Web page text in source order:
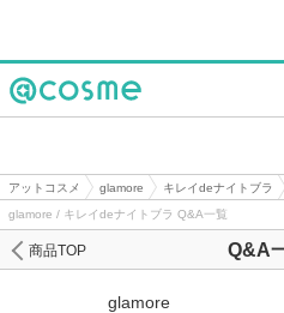
アットコスメ glamore キレイdeナイトブラ
glamore / キレイdeナイトブラ Q&A一覧
Q&A
商品TOP
glamore